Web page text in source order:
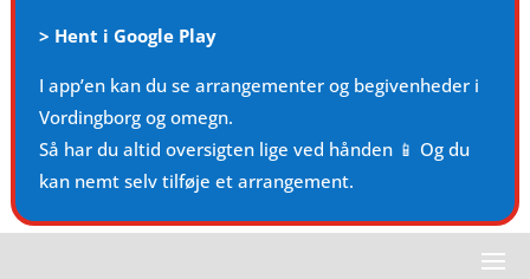
> Hent i Google Play
I app’en kan du se arrangementer og begivenheder i
Vordingborg og omegn.
Så har du altid oversigten lige ved hånden 📱 Og du
kan nemt selv tilføje et arrangement.